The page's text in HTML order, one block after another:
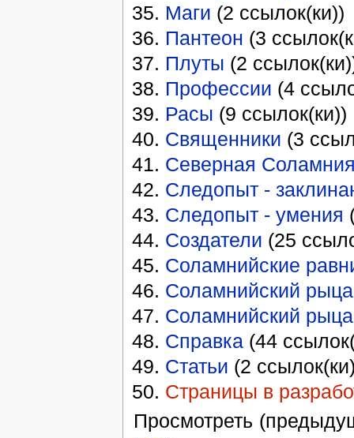
Маги (2 ссылок(ки))
Пантеон (3
Плуты (2
Профессии (4
Расы (9 ссылок(ки))
Священники (3
Северная
Следопыт -
Следопыт - умения
Создатели (25
Соламнийские
Соламнийский
Соламнийский
Справка (44
Статьи (2
Страницы в
Просмотреть